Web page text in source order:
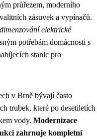
průřezem, moderního
zásuvek a vypínačů.
elektrické
potřebám domácnosti s
stanic pro
v Brně bývají často
trubek, které po desetiletích
vody. Modernizace
zahrnuje kompletní